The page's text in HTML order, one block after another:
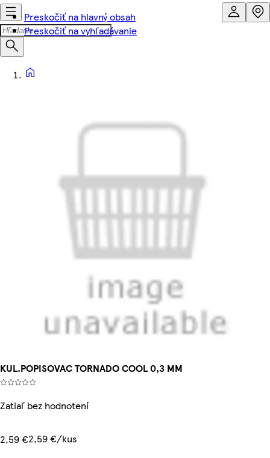
Preskočiť na hlavný obsah
Preskočiť na vyhľadávanie
KUL.POPISOVAC TORNADO COOL 0,3 MM
Zatiaľ bez hodnotení
2,59 €2,59 €/kus